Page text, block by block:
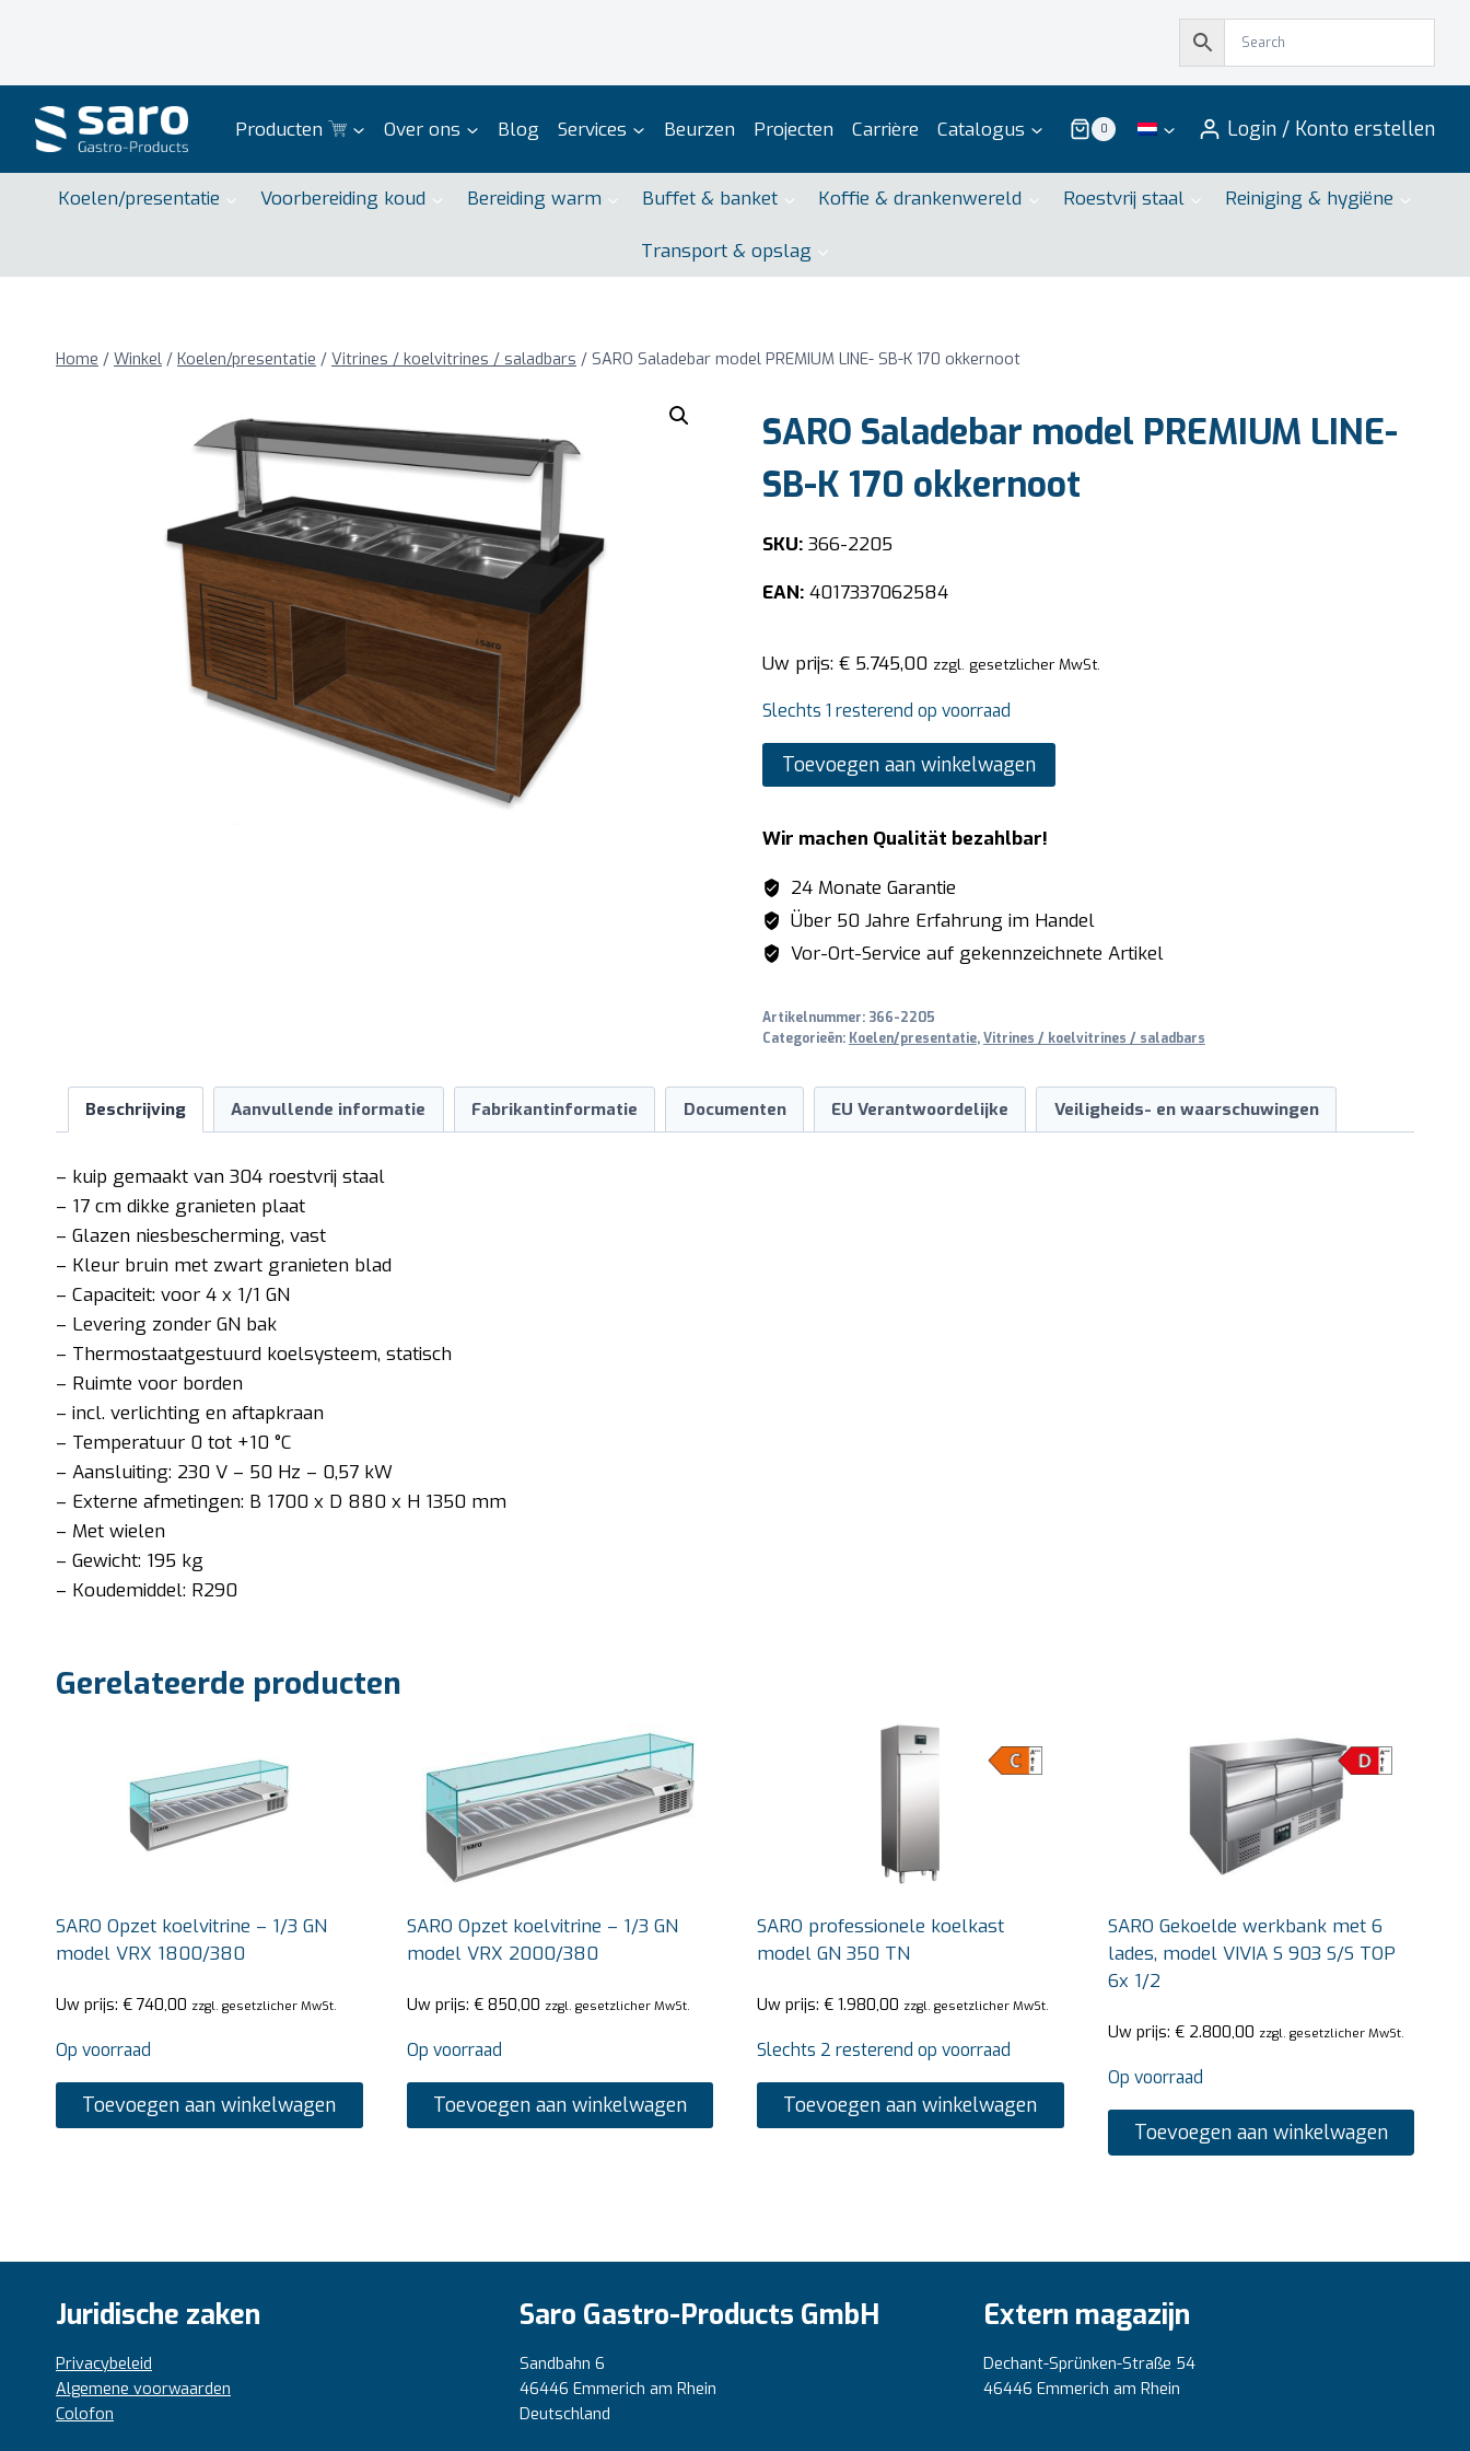
Producten Over ons Blog Services Beurzen Projecten Carrière Catalogus 0 Login / Konto erstellen
Koelen/presentatie Voorbereiding koud Bereiding warm Buffet & banket Koffie & drankenwereld Roestvrij staal Reiniging & hygiëne
Transport & opslag
Home / Winkel / Koelen/presentatie / Vitrines / koelvitrines / saladbars / SARO Saladebar model PREMIUM LINE- SB-K 170 okkernoot
SARO Saladebar model PREMIUM LINE-
SB-K 170 okkernoot
SKU:366-2205
EAN:4017337062584
Uw prijs: €5.745,00 zzgl. gesetzlicher MwSt.
Slechts 1 resterend op voorraad
SARO
Saladebar
PREMIUM
LINE-
SB-
K
170
aantal
Toevoegen aan winkelwagen
Wir machen Qualität bezahlbar!
24 Monate Garantie
Über 50 Jahre Erfahrung im Handel
Vor-Ort-Service auf gekennzeichnete Artikel
Artikelnummer: 366-2205
Categorieën: Koelen/presentatie,Vitrines / koelvitrines / saladbars
Beschrijving Aanvullende informatie Fabrikantinformatie Documenten EU Verantwoordelijke Veiligheids- en waarschuwingen
– kuip gemaakt van 304 roestvrij staal
– 17 cm dikke granieten plaat
– Glazen niesbescherming, vast
– Kleur bruin met zwart granieten blad
– Capaciteit: voor 4 x 1/1 GN
– Levering zonder GN bak
– Thermostaatgestuurd koelsysteem, statisch
– Ruimte voor borden
– incl. verlichting en aftapkraan
– Temperatuur 0 tot +10 °C
– Aansluiting: 230 V – 50 Hz – 0,57 kW
– Externe afmetingen: B 1700 x D 880 x H 1350 mm
– Met wielen
– Gewicht: 195 kg
– Koudemiddel: R290
Gerelateerde producten
SARO Opzet koelvitrine – 1/3 GN
model VRX 1800/380
Uw prijs: € 740,00 zzgl. gesetzlicher MwSt.
Op voorraad
Toevoegen aan winkelwagen
SARO Opzet koelvitrine – 1/3 GN
model VRX 2000/380
Uw prijs: €850,00 zzgl. gesetzlicher MwSt.
Op voorraad
Toevoegen aan winkelwagen
SARO professionele koelkast
model GN 350 TN
Uw prijs: € 1.980,00 zzgl. gesetzlicher MwSt.
Slechts 2 resterend op voorraad
Toevoegen aan winkelwagen
SARO Gekoelde werkbank met 6
lades, model VIVIA S 903 S/S TOP
6x 1/2
Uw prijs: €2.800,00 zzgl. gesetzlicher MwSt.
Op voorraad
Toevoegen aan winkelwagen
Juridische zaken
Privacybeleid
Algemene voorwaarden
Colofon
Saro Gastro-Products GmbH
Sandbahn 6
46446 Emmerich am Rhein
Deutschland
Extern magazijn
Dechant-Sprünken-Straße 54
46446 Emmerich am Rhein